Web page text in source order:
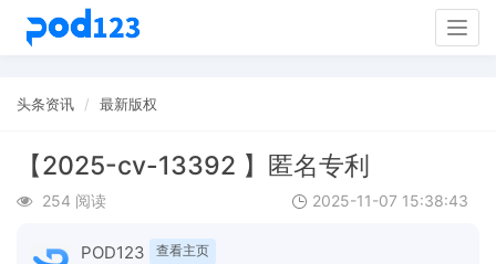
头条资讯 最新版权
【2025-cv-13392 】匿名专利
254 阅读 2025-11-07 15:38:43
POD123
查看主页